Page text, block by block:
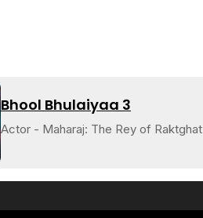
Bhool Bhulaiyaa 3
Actor - Maharaj: The Rey of Raktghat